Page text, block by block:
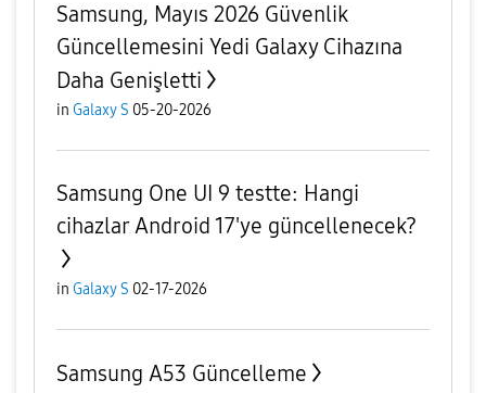
Samsung, Mayıs 2026 Güvenlik
Güncellemesini Yedi Galaxy Cihazına
Daha Genişletti
in Galaxy S 05-20-2026
Samsung One UI 9 testte: Hangi
cihazlar Android 17'ye güncellenecek?
in Galaxy S 02-17-2026
Samsung A53 Güncelleme